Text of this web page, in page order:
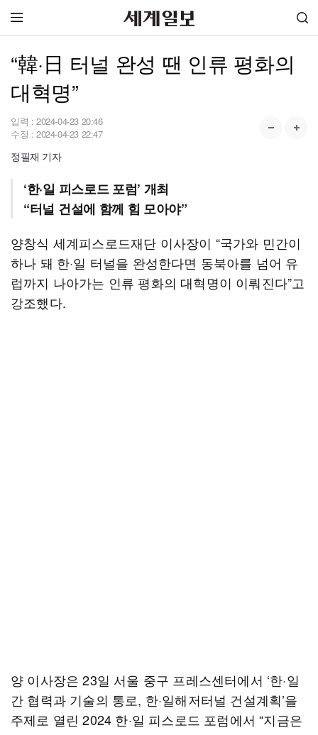
“韓·日 터널 완성 땐 인류 평화의
대혁명”
입력 : 2024-04-23 20:46
수정 : 2024-04-23 22:47
정필재 기자
‘한·일 피스로드 포럼’ 개최
“터널 건설에 함께 힘 모아야”
양창식 세계피스로드재단 이사장이 “국가와 민간이
하나 돼 한·일 터널을 완성한다면 동북아를 넘어 유
럽까지 나아가는 인류 평화의 대혁명이 이뤄진다”고
강조했다.
양 이사장은 23일 서울 중구 프레스센터에서 ‘한·일
간 협력과 기술의 통로, 한·일해저터널 건설계획’을
주제로 열린 2024 한·일 피스로드 포럼에서 “지금은